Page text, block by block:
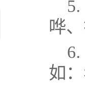
哗
如